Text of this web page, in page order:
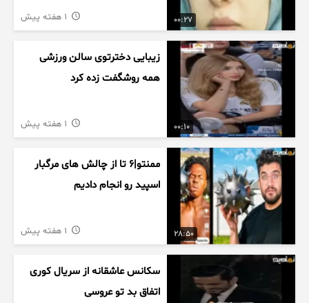
00:27
00:10
زیبایی دخترتوی سالن ورزشی
همه روشگفت زده کرد
28:50
ممنتو|۶ تا از چالش های مرگبار
اسپید رو انجام دادیم
سکانس عاشقانه از سریال کوری
اتفاق بد تو عروسی